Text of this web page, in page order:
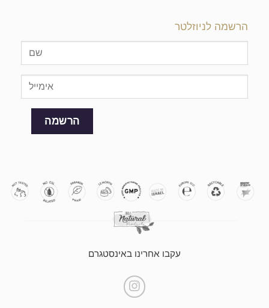
הרשמה לניוזלטר
עקבו אחרינו באינסטגרם